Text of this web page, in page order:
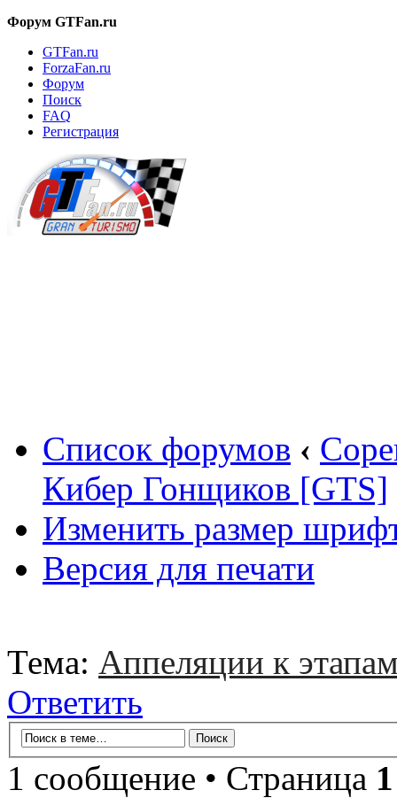
Форум GTFan.ru
GTFan.ru
ForzaFan.ru
Форум
Поиск
FAQ
Регистрация
Список форумов ‹
Кибер Гонщиков [GTS]
Изменить размер
Версия для печати
Тема: Аппеляции к
Ответить
1 сообщение • Страница 1